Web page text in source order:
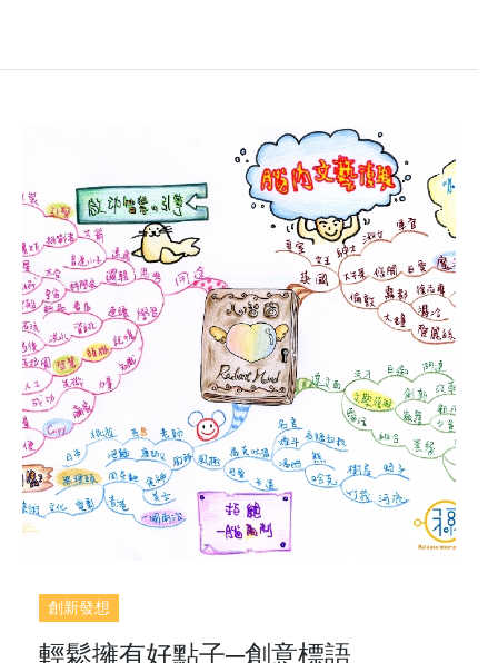
創新發想
輕鬆擁有好點子─創意標語